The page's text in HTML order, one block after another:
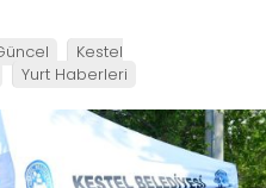
Kestel
Yurt Haberleri